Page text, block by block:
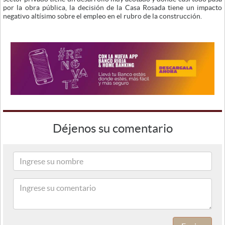
por la obra pública, la decisión de la Casa Rosada tiene un impacto
negativo altísimo sobre el empleo en el rubro de la construcción.
Déjenos su comentario